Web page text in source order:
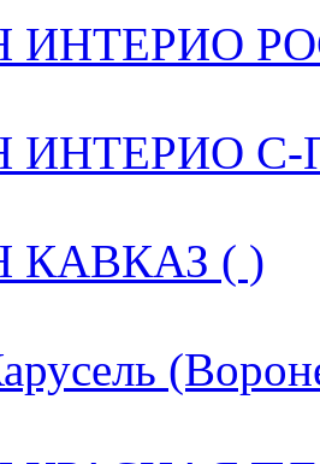
ИНТЕРИО
ИНТЕРИО С-
КАВКАЗ ( )